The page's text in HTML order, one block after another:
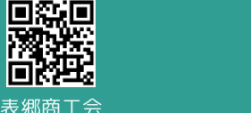
表郷商工会